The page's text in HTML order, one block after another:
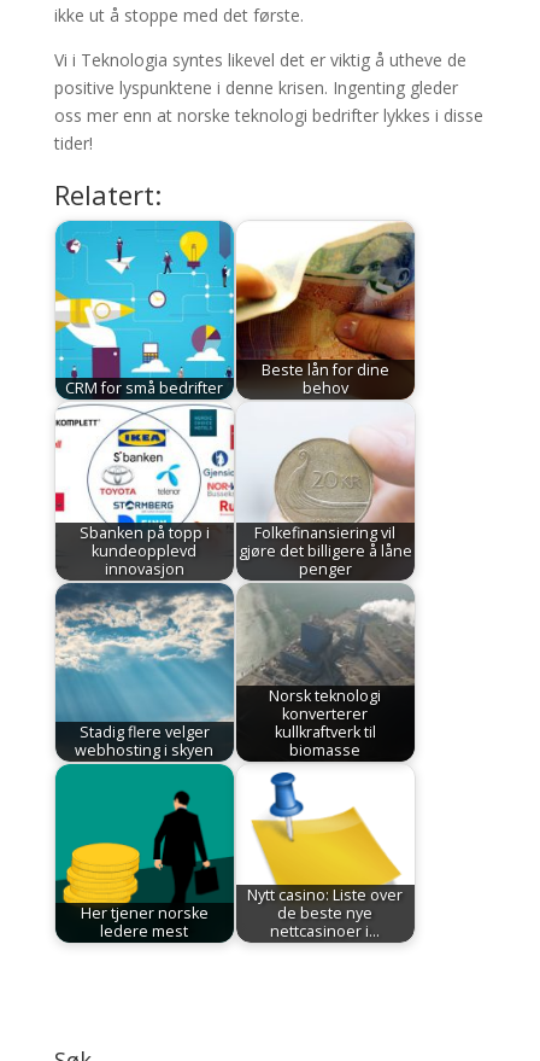
ikke ut å stoppe med det første.
Vi i Teknologia syntes likevel det er viktig å utheve de
positive lyspunktene i denne krisen. Ingenting gleder
oss mer enn at norske teknologi bedrifter lykkes i disse
tider!
Relatert:
CRM for små bedrifter
Beste lån for dine
behov
Sbanken på topp i
kundeopplevd
innovasjon
Folkefinansiering vil
gjøre det billigere å låne
penger
Stadig flere velger
webhosting i skyen
Norsk teknologi
konverterer
kullkraftverk til
biomasse
Her tjener norske
ledere mest
Nytt casino: Liste over
de beste nye
nettcasinoer i…